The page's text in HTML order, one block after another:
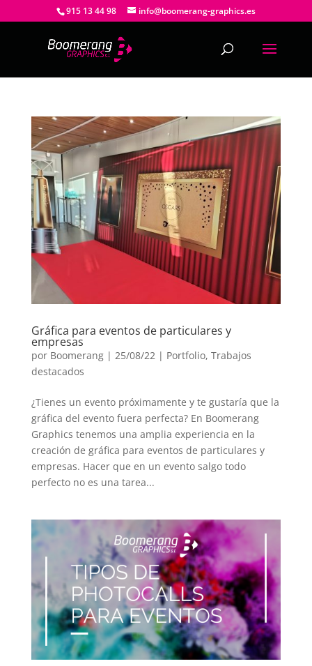
915 13 44 98 info@boomerang-graphics.es
Gráfica para eventos de particulares y
empresas
por Boomerang| 25/08/22 | Portfolio, Trabajos
destacados
¿Tienes un evento próximamente y te gustaría que la
gráfica del evento fuera perfecta? En Boomerang
Graphics tenemos una amplia experiencia en la
creación de gráfica para eventos de particulares y
empresas. Hacer que en un evento salgo todo
perfecto no es una tarea...